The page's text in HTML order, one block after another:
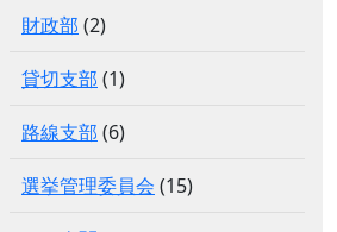
財政部 (2)
貸切支部 (1)
路線支部 (6)
選挙管理委員会 (15)